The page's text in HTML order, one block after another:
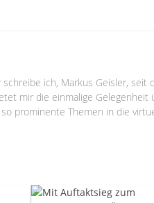
schreibe ich, Markus Geisler,
mir die einmalige
prominente Themen in die